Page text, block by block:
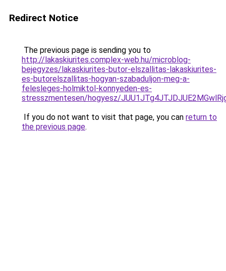
Redirect Notice
The previous page is sending you to
http://lakaskiurites.complex-web.hu/microblog-
bejegyzes/lakaskiurites-butor-elszallitas-lakaskiurites-
es-butorelszallitas-hogyan-szabaduljon-meg-a-
felesleges-holmiktol-konnyeden-es-
stresszmentesen/hogyesz/
If you do not want to visit that page, you can return to
the previous page.